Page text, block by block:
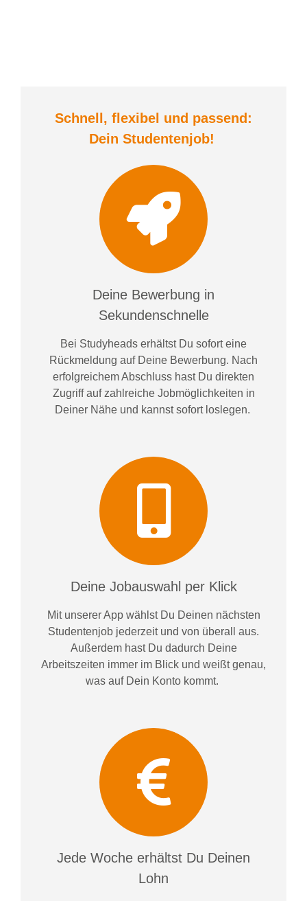
Schnell, flexibel und passend:
Dein Studentenjob!
Deine Bewerbung in
Sekundenschnelle
Bei Studyheads erhältst Du sofort eine
Rückmeldung auf Deine Bewerbung. Nach
erfolgreichem Abschluss hast Du direkten
Zugriff auf zahlreiche Jobmöglichkeiten in
Deiner Nähe und kannst sofort loslegen.
Deine Jobauswahl per Klick
Mit unserer App wählst Du Deinen nächsten
Studentenjob jederzeit und von überall aus.
Außerdem hast Du dadurch Deine
Arbeitszeiten immer im Blick und weißtgenau,
was auf Dein Konto kommt.
Jede Woche erhältst Du Deinen
Lohn